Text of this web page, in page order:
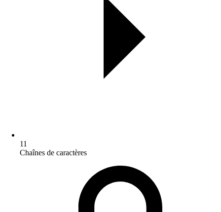
11
Chaînes de caractères